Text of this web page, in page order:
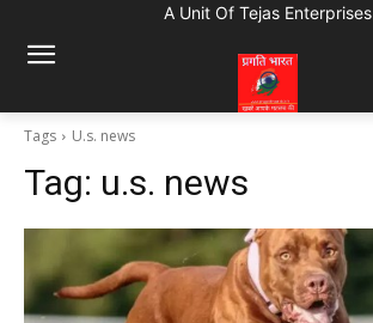
A Unit Of Tejas Enterprises
Tags U.s. news
Tag: u.s. news